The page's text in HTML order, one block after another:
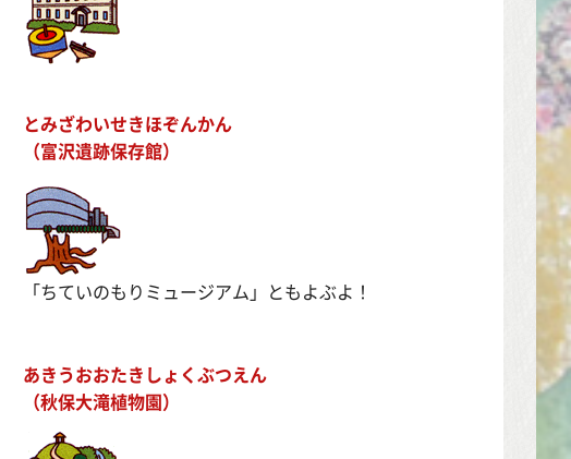
とみざわいせきほぞんかん
（富沢遺跡保存館）
「ちていのもりミュージアム」ともよぶよ！
あきうおおたきしょくぶつえん
（秋保大滝植物園）